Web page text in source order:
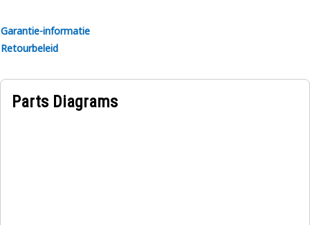
Garantie-informatie
Retourbeleid
Parts Diagrams